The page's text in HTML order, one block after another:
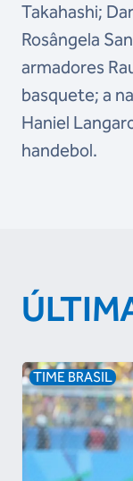
Takahashi;
Rosângela
armadores
basquete; a
Haniel
handebol.
TIME BRASIL